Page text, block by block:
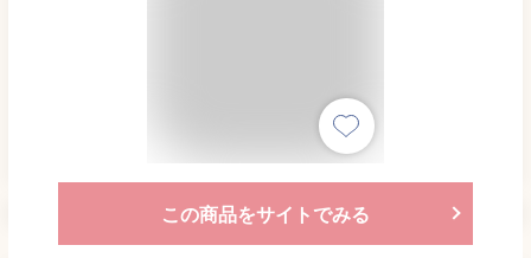
この商品をサイトでみる